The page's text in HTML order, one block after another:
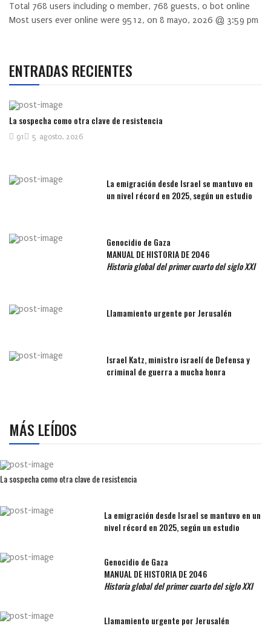
Total 768 users including 0 member, 768 guests, 0 bot online
Most users ever online were 9512, on 8 mayo, 2026 @ 3:59 pm
ENTRADAS RECIENTES
La sospecha como otra clave de resistencia
5 agosto, 2026
91
La emigración desde Israel se mantuvo en
un nivel récord en 2025, según un estudio
Genocidio de Gaza
MANUAL DE HISTORIA DE 2046
Historia global del primer cuarto del siglo XXI
Llamamiento urgente por Jerusalén
Israel Katz, ministro israelí de Defensa y
criminal de guerra a mucha honra
MÁS LEÍDOS
La sospecha como otra clave de resistencia
La emigración desde Israel se mantuvo en un
nivel récord en 2025, según un estudio
Genocidio de Gaza
MANUAL DE HISTORIA DE 2046
Historia global del primer cuarto del siglo XXI
Llamamiento urgente por Jerusalén